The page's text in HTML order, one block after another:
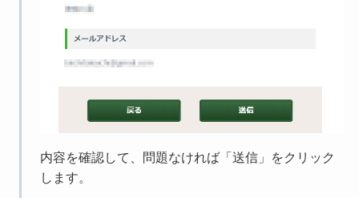
内容を確認して、問題なければ「送信」をクリック
します。